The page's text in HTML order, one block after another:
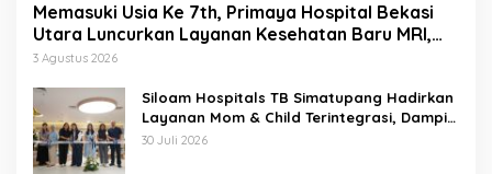
Memasuki Usia Ke 7th, Primaya Hospital Bekasi
Utara Luncurkan Layanan Kesehatan Baru MRI,
Wellness Center, Brain Dan Neurospine Center
3 Agustus 2026
Siloam Hospitals TB Simatupang Hadirkan
Layanan Mom & Child Terintegrasi, Dampin
gi Keluarga Dari Kehamilan Hingga Tumbuh
30 Juli 2026